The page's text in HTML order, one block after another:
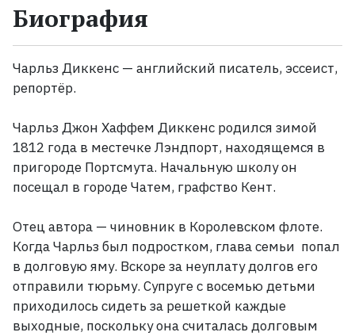
Жанры
Серии
Коллекции
Биография
Чарльз Диккенс — английский писатель, эссеист,
репортёр.
Чарльз Джон Хаффем Диккенс родился зимой
1812 года в местечке Лэндпорт, находящемся в
пригороде Портсмута. Начальную школу он
посещал в городе Чатем, графство Кент.
Отец автора — чиновник в Королевском флоте.
Когда Чарльз был подростком, глава семьи попал
в долговую яму. Вскоре за неуплату долгов его
отправили тюрьму. Супруге с восемью детьми
приходилось сидеть за решеткой каждые
выходные, поскольку она считалась долговым